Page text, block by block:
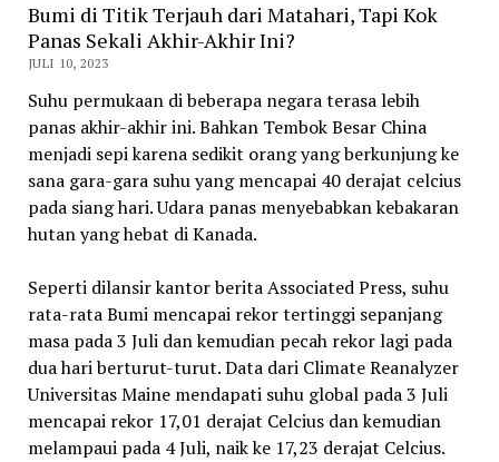
Bumi di Titik Terjauh dari Matahari, Tapi Kok
Panas Sekali Akhir-Akhir Ini?
JULI 10, 2023
Suhu permukaan di beberapa negara terasa lebih
panas akhir-akhir ini. Bahkan Tembok Besar China
menjadi sepi karena sedikit orang yang berkunjung ke
sana gara-gara suhu yang mencapai 40 derajat celcius
pada siang hari. Udara panas menyebabkan kebakaran
hutan yang hebat di Kanada.
Seperti dilansir kantor berita Associated Press, suhu
rata-rata Bumi mencapai rekor tertinggi sepanjang
masa pada 3 Juli dan kemudian pecah rekor lagi pada
dua hari berturut-turut. Data dari Climate Reanalyzer
Universitas Maine mendapati suhu global pada 3 Juli
mencapai rekor 17,01 derajat Celcius dan kemudian
melampaui pada 4 Juli, naik ke 17,23 derajat Celcius.